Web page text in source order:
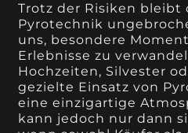
Trotz der Risiken bleibt
Pyrotechnik
uns, besondere
Erlebnisse zu
Hochzeiten, Silvester
gezielte Einsatz von
eine einzigartige
kann jedoch nur dann